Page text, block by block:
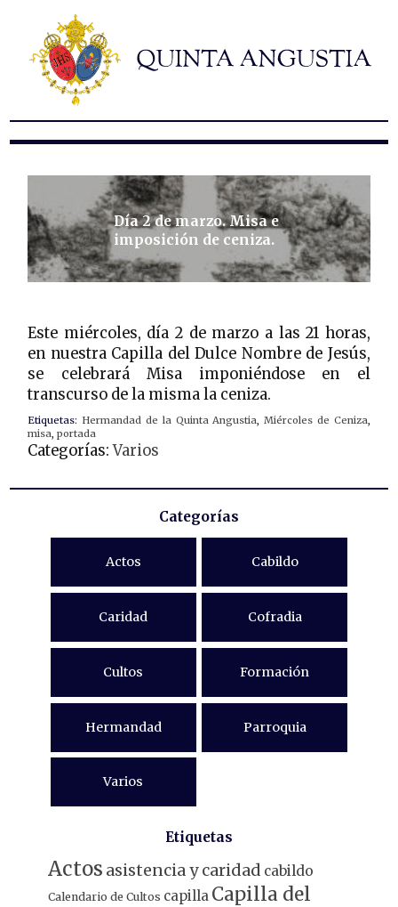
Hermandad
Titulares
Historia y patrimonio
Noticias
Día 2 de marzo. Misa e
imposición de ceniza.
Este miércoles, día 2 de marzo a las 21 horas,
en nuestra Capilla del Dulce Nombre de Jesús,
se celebrará Misa imponiéndose en el
transcurso de la misma la ceniza.
Etiquetas: Hermandad de la Quinta Angustia ,Miércoles de Ceniza
misa ,portada
Categorías:Varios
Categorías
Actos Cabildo
Caridad Cofradia
Cultos Formación
Hermandad Parroquia
Varios
Etiquetas
Actos asistencia y caridad cabildo
Calendario de Cultos capilla Capilla del